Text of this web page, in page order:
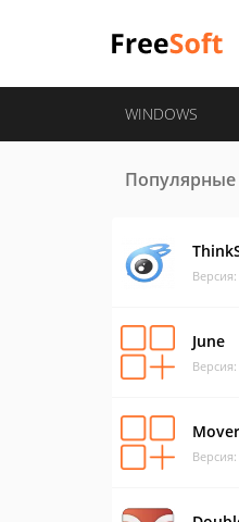
WINDOWS
June
Mover